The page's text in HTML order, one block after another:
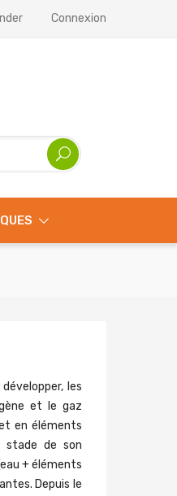
Connexion
les
et le gaz
en éléments
stade de son
+ éléments
Depuis le